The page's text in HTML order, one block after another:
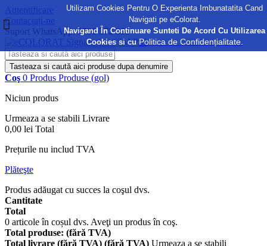
Autentificare
Contactați-ne
Suport WhatsApp:0730 372 355
Tasteaza si caută aici produse dupa denumire
Coş 0 Produs Produse (gol)
Niciun produs
Urmeaza a se stabili Livrare
0,00 lei Total
Prețurile nu includ TVA
Plăteşte
Produs adăugat cu succes la coşul dvs.
Cantitate
Total
0 articole în coșul dvs. Aveţi un produs în coş.
Total produse: (fără TVA)
Total livrare (fără TVA) (fără TVA) Urmeaza a se stabili
Utilizam Cookies Pentru O Experienta Imbunatatita Cand
Navigati pe eColorat.
Navigand În Continuare Sunteti De Acord Cu Utilizarea
Cookies si cu Politica de Confidențialitate.